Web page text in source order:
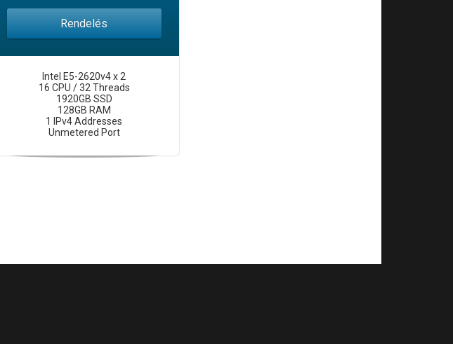
Rendelés
Intel E5-2620v4 x 2
16 CPU / 32 Threads
1920GB SSD
128GB RAM
1 IPv4 Addresses
Unmetered Port